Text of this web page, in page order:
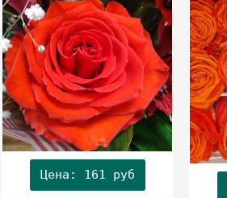
Цена: 161 руб